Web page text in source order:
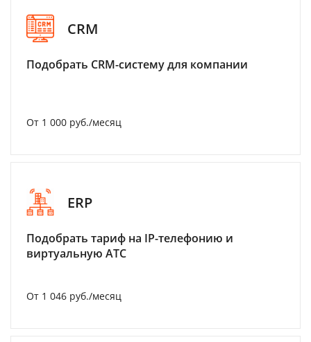
CRM
Подобрать CRM-систему для компании
От 1 000 руб./месяц
ERP
Подобрать тариф на IP-телефонию и
виртуальную АТС
От 1 046 руб./месяц